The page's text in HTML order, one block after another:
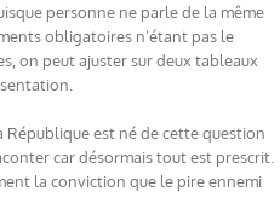
personne ne parle de la même
obligatoires n’étant pas le
on peut ajuster sur deux tableaux
est né de cette question
car désormais tout est prescrit.
la conviction que le pire ennemi